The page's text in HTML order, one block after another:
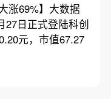
涨69%】大数据
27日正式登陆科创
元，市值67.27